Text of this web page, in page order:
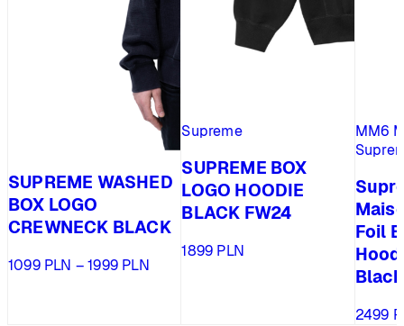
SUPREME WASHED
BOX LOGO
CREWNECK BLACK
1099 PLN – 1999 PLNZakres
Supreme
SUPREME BOX
LOGO HOODIE
BLACK FW24
1899 PLN
MM6
Foil
Black
2499